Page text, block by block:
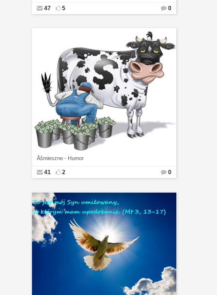
47 5 0
Åšmieszne - Humor
41 2 0